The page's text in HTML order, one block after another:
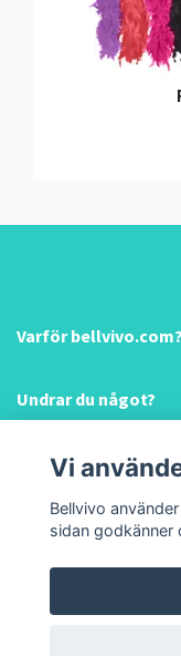
Varför bellvivo.com?
Undrar du något?
Information & hjälp!
Sociala medier
Vi
Bellvivo
sidan godkänner